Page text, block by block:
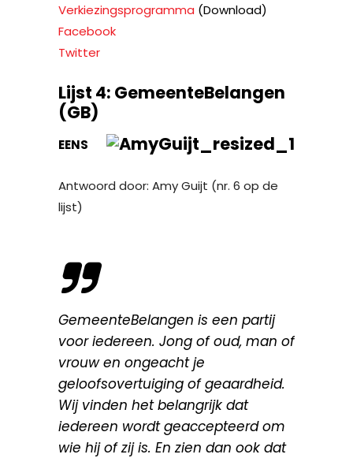
Verkiezingsprogramma (Download)
Facebook
Twitter
Lijst 4: GemeenteBelangen
(GB)
EENS
Antwoord door: Amy Guijt (nr. 6 op de
lijst)
GemeenteBelangen is een partij
voor iedereen. Jong of oud, man of
vrouw en ongeacht je
geloofsovertuiging of geaardheid.
Wij vinden het belangrijk dat
iedereen wordt geaccepteerd om
wie hij of zij is. En zien dan ook dat